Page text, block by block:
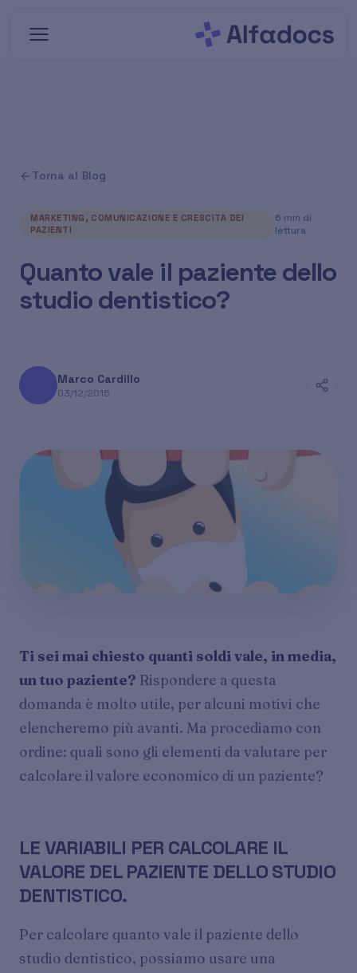
Torna al Blog
MARKETING, COMUNICAZIONE E CRESCITA DEI
PAZIENTI
6 min di
lettura
Quanto vale il paziente dello
studio dentistico?
Marco Cardillo
03/12/2015
Ti sei mai chiesto quanti soldi vale, in media,
un tuo paziente? Rispondere a questa
domanda è molto utile, per alcuni motivi che
elencheremo più avanti. Ma procediamo con
ordine: quali sono gli elementi da valutare per
calcolare il valore economico di un paziente?
LE VARIABILI PER CALCOLARE IL
VALORE DEL PAZIENTE DELLO STUDIO
DENTISTICO.
Per calcolare quanto vale il paziente dello
studio dentistico, possiamo usare una